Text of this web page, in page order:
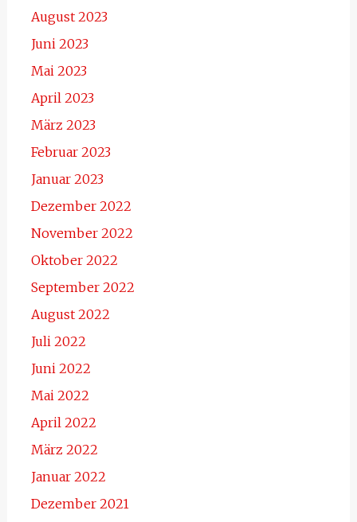
August 2023
Juni 2023
Mai 2023
April 2023
März 2023
Februar 2023
Januar 2023
Dezember 2022
November 2022
Oktober 2022
September 2022
August 2022
Juli 2022
Juni 2022
Mai 2022
April 2022
März 2022
Januar 2022
Dezember 2021